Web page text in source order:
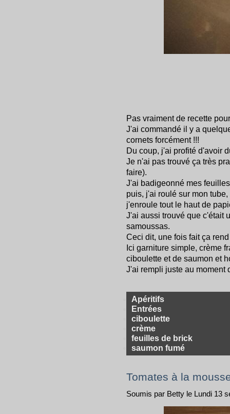
Pas vraiment de recette
J'ai commandé il y a
cornets forcément !!!
Du coup, j'ai profité d'avoir
Je n'ai pas trouvé ça très
faire).
J'ai badigeonné mes
puis, j'ai roulé sur mon
j'enroule tout le haut de
J'ai aussi trouvé que c'était
samoussas.
Ceci dit, une fois fait ça
Ici garniture simple, crème
ciboulette et de saumon et
J'ai rempli juste au moment
Apéritifs
Entrées
ciboulette
crème
feuilles de brick
saumon fumé
Tomates à la
Soumis par Betty le Lundi 13